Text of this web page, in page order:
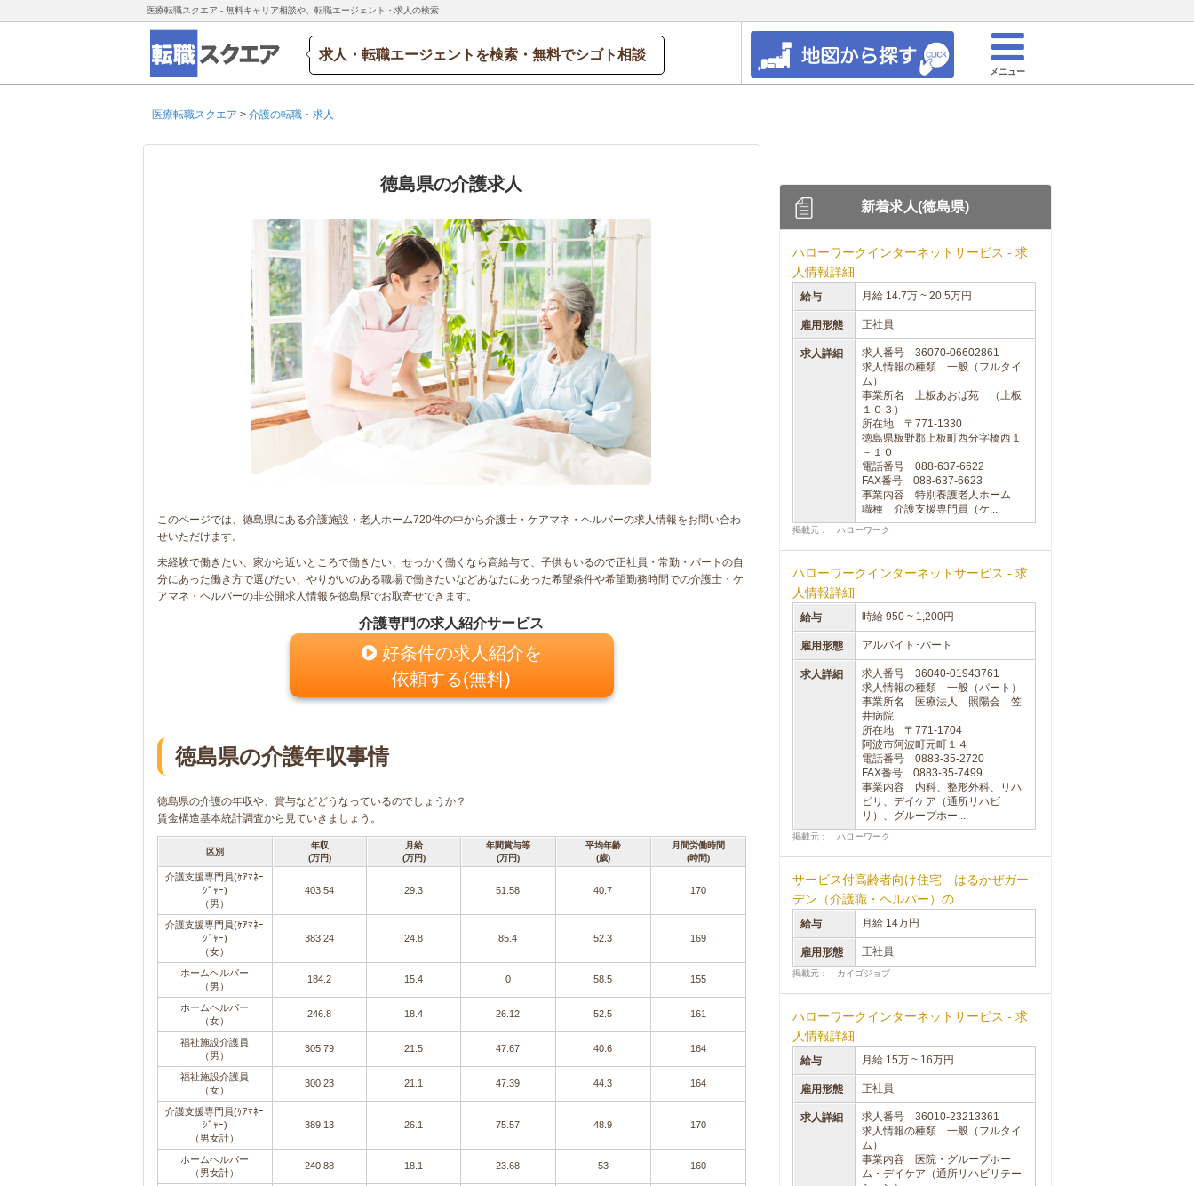
医療転職スクエア - 無料キャリア相談や、転職エージェント・求人の検索
求人・転職エージェントを検索・無料でシゴト相談
メニュー
医療転職スクエア > 介護の転職・求人
徳島県の介護求人
このページでは、徳島県にある介護施設・老人ホーム720件の中から介護士・ケアマネ・ヘルパーの求人情報をお問い合わ
せいただけます。
未経験で働きたい、家から近いところで働きたい、せっかく働くなら高給与で、子供もいるので正社員・常勤・パートの自
分にあった働き方で選びたい、やりがいのある職場で働きたいなどあなたにあった希望条件や希望勤務時間での介護士・ケ
アマネ・ヘルパーの非公開求人情報を徳島県でお取寄せできます。
介護専門の求人紹介サービス
好条件の求人紹介を
依頼する(無料)
徳島県の介護年収事情
徳島県の介護の年収や、賞与などどうなっているのでしょうか？
賃金構造基本統計調査から見ていきましょう。
区別
年収
(万円)
月給
(万円)
年間賞与等
(万円)
平均年齢
(歳)
月間労働時間
(時間)
介護支援専門員(ｹｱﾏﾈｰ
ｼﾞｬｰ)
（男）
403.54 29.3 51.58 40.7 170
介護支援専門員(ｹｱﾏﾈｰ
ｼﾞｬｰ)
（女）
383.24 24.8 85.4 52.3 169
ホームヘルパー
（男）
184.2 15.4 0 58.5 155
ホームヘルパー
（女）
246.8 18.4 26.12 52.5 161
福祉施設介護員
（男）
305.79 21.5 47.67 40.6 164
福祉施設介護員
（女）
300.23 21.1 47.39 44.3 164
介護支援専門員(ｹｱﾏﾈｰ
ｼﾞｬｰ)
（男女計）
389.13 26.1 75.57 48.9 170
ホームヘルパー
（男女計）
240.88 18.1 23.68 53 160
新着求人(徳島県)
ハローワークインターネットサービス - 求
人情報詳細
給与 月給 14.7万 ~ 20.5万円
雇用形態 正社員
求人詳細
求人番号 36070-06602861
求人情報の種類 一般（フルタイ
ム）
事業所名 上板あおば苑 （上板
１０３）
所在地 〒771-1330
徳島県板野郡上板町西分字橋西１
－１０
電話番号 088-637-6622
FAX番号 088-637-6623
事業内容 特別養護老人ホーム
職種 介護支援専門員（ケ...
掲載元： ハローワーク
ハローワークインターネットサービス - 求
人情報詳細
給与 時給 950 ~ 1,200円
雇用形態 アルバイト･パート
求人詳細
求人番号 36040-01943761
求人情報の種類 一般（パート）
事業所名 医療法人 照陽会 笠
井病院
所在地 〒771-1704
阿波市阿波町元町１４
電話番号 0883-35-2720
FAX番号 0883-35-7499
事業内容 内科、整形外科、リハ
ビリ、デイケア（通所リハビ
リ）、グループホー...
掲載元： ハローワーク
サービス付高齢者向け住宅 はるかぜガー
デン（介護職・ヘルパー）の...
給与 月給 14万円
雇用形態 正社員
掲載元： カイゴジョブ
ハローワークインターネットサービス - 求
人情報詳細
給与 月給 15万 ~ 16万円
雇用形態 正社員
求人詳細
求人番号 36010-23213361
求人情報の種類 一般（フルタイ
ム）
事業内容 医院・グループホー
ム・デイケア（通所リハビリテー